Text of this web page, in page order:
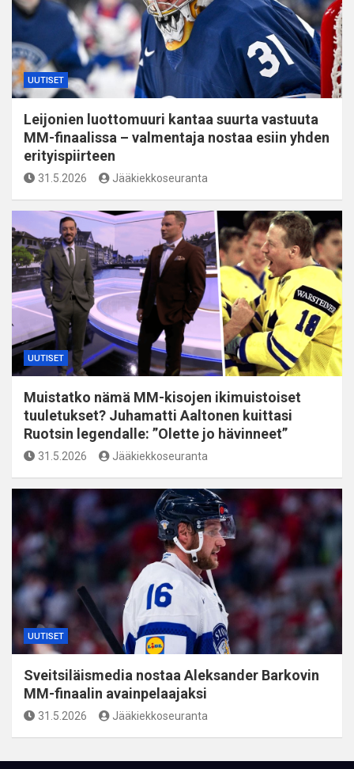
UUTISET
Leijonien luottomuuri kantaa suurta vastuuta
MM-finaalissa – valmentaja nostaa esiin yhden
erityispiirteen
31.5.2026 Jääkiekkoseuranta
UUTISET
Muistatko nämä MM-kisojen ikimuistoiset
tuuletukset? Juhamatti Aaltonen kuittasi
Ruotsin legendalle: ”Olette jo hävinneet”
31.5.2026 Jääkiekkoseuranta
UUTISET
Sveitsiläismedia nostaa Aleksander Barkovin
MM-finaalin avainpelaajaksi
31.5.2026 Jääkiekkoseuranta